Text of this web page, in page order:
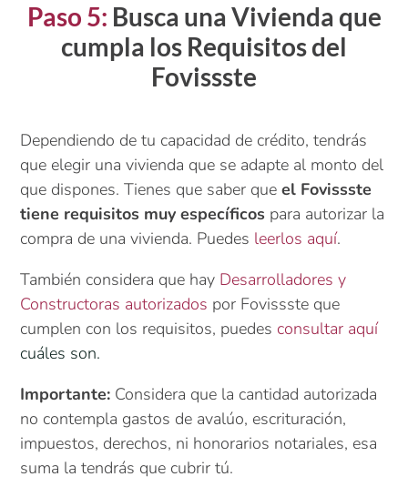
Paso 5: Busca una Vivienda que
cumpla los Requisitos del
Fovissste
Dependiendo de tu capacidad de crédito, tendrás
que elegir una vivienda que se adapte al monto del
que dispones. Tienes que saber queel Fovissste
tiene requisitos muy específicos para autorizar la
compra de una vivienda. Puedes leerlos aquí.
También considera que hay Desarrolladores y
Constructoras autorizados por Fovissste que
cumplen con los requisitos, puedes consultar aquí
cuáles son.
Importante: Considera que la cantidad autorizada
no contempla gastos de avalúo, escrituración,
impuestos, derechos, ni honorarios notariales, esa
suma la tendrás que cubrir tú.